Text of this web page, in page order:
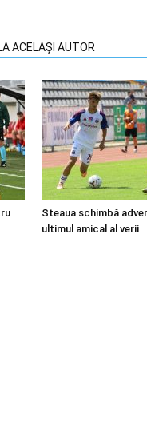
ACELAȘI AUTOR
Steaua schimbă
ultimul amical al verii